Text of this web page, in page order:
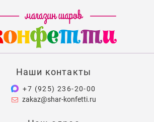
Наши контакты
+7 (925) 236-20-00
zakaz@shar-konfetti.ru